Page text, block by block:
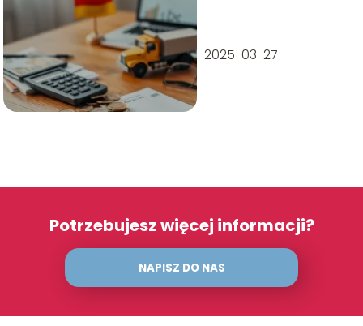
rozliczane?
2025-03-27
Potrzebujesz więcej informacji?
NAPISZ DO NAS